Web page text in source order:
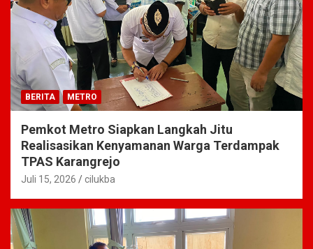
BERITA METRO
Pemkot Metro Siapkan Langkah Jitu
Realisasikan Kenyamanan Warga Terdampak
TPAS Karangrejo
Juli 15, 2026 cilukba